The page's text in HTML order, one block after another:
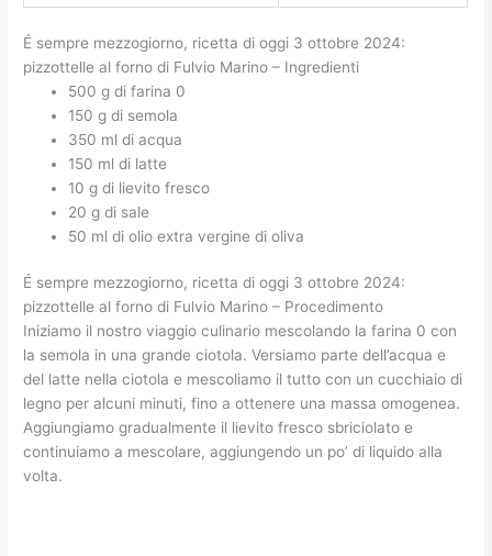
É sempre mezzogiorno, ricetta di oggi 3 ottobre 2024:
pizzottelle al forno di Fulvio Marino – Ingredienti
500 g di farina 0
150 g di semola
350 ml di acqua
150 ml di latte
10 g di lievito fresco
20 g di sale
50 ml di olio extra vergine di oliva
É sempre mezzogiorno, ricetta di oggi 3 ottobre 2024:
pizzottelle al forno di Fulvio Marino – Procedimento
Iniziamo il nostro viaggio culinario mescolando la farina 0 con
la semola in una grande ciotola. Versiamo parte dell’acqua e
del latte nella ciotola e mescoliamo il tutto con un cucchiaio di
legno per alcuni minuti, fino a ottenere una massa omogenea.
Aggiungiamo gradualmente il lievito fresco sbriciolato e
continuiamo a mescolare, aggiungendo un po’ di liquido alla
volta.